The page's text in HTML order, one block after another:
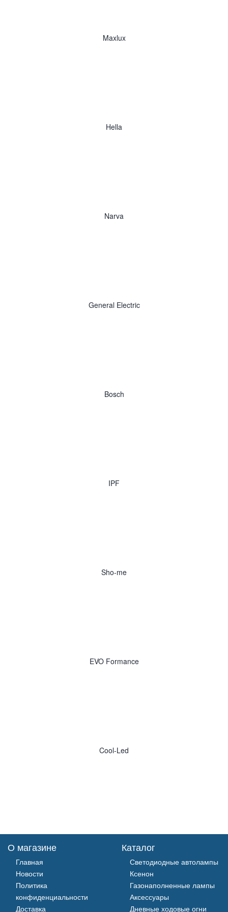
Maxlux
Hella
Narva
General Electric
Bosch
IPF
Sho-me
EVO Formance
Cool-Led
О магазине
Главная
Новости
Политика
конфиденциальности
Доставка
Каталог
Светодиодные автолампы
Ксенон
Газонаполненные лампы
Аксессуары
Дневные ходовые огни